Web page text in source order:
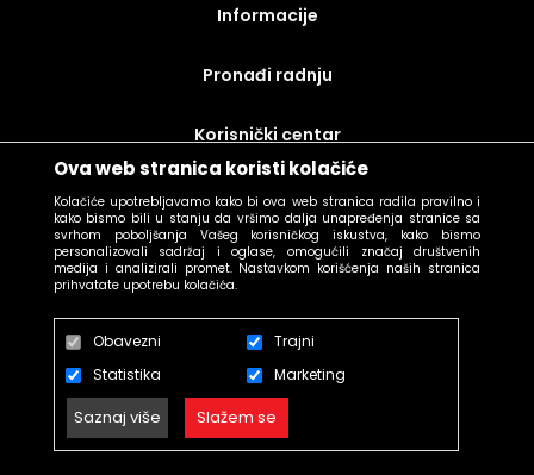
Ova web stranica koristi kolačiće
Kolačiće upotrebljavamo kako bi ova web stranica radila pravilno i
kako bismo bili u stanju da vršimo dalja unapređenja stranice sa
svrhom poboljšanja Vašeg korisničkog iskustva, kako bismo
personalizovali sadržaj i oglase, omogućili značaj društvenih
medija i analizirali promet. Nastavkom korišćenja naših stranica
prihvatate upotrebu kolačića.
Obavezni
Trajni
Statistika
Marketing
Saznaj više Slažem se
Informacije
Pronađi radnju
korisnički centar
uslovi prodaje
© N SELECTION 2026. Created by